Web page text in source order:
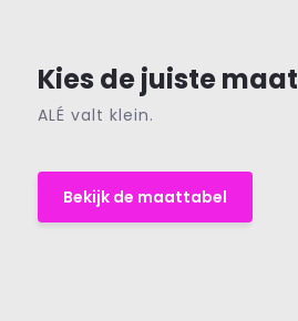
Kies de juiste maat
ALÉ valt klein.
Bekijk de maattabel